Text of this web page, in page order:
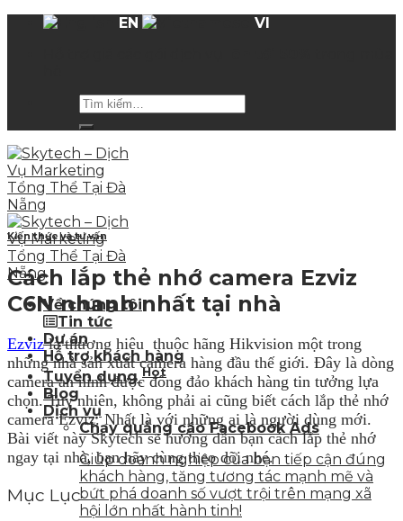
EN
VI
Về chúng tôi
Tin tức
Dự án
Hỗ trợ khách hàng
Tuyển dụngHot
Blog
Dịch vụ
Chạy quảng cáo Facebook Ads
Giúp doanh nghiệp của bạn tiếp cận đúng
khách hàng, tăng tương tác mạnh mẽ và
bứt phá doanh số vượt trội trên mạng xã
hội lớn nhất hành tinh!
Kiến thức và tư vấn
Cách lắp thẻ nhớ camera Ezviz
C6N nhanh nhất tại nhà
Ezvizlà thương hiệu thuộc hãng Hikvision một trong
những nhà sản xuất camera hàng đầu thế giới. Đây là dòng
camera an ninh được đông đảo khách hàng tin tưởng lựa
chọn. Tuy nhiên, không phải ai cũng biết cách lắp thẻ nhớ
camera Ezviz. Nhất là với những ai là người dùng mới.
Bài viết này Skytech sẽ hướng dẫn bạn cách lắp thẻ nhớ
ngay tại nhà, bạn hãy cùng theo dõi nhé.
Mục Lục